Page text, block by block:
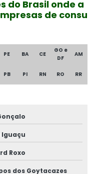
do Brasil onde a
de consu
PE BA CE
GO e
DF
AM
PB PI RN RO RR
Iguaçu
Roxo
dos Goytacazes